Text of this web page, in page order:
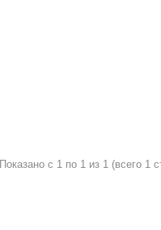
Показано с 1 по 1 из 1 (всего 1